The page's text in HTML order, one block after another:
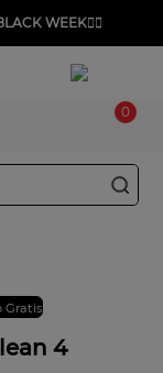
WEEK❤️‍🔥
0
Gratis
4